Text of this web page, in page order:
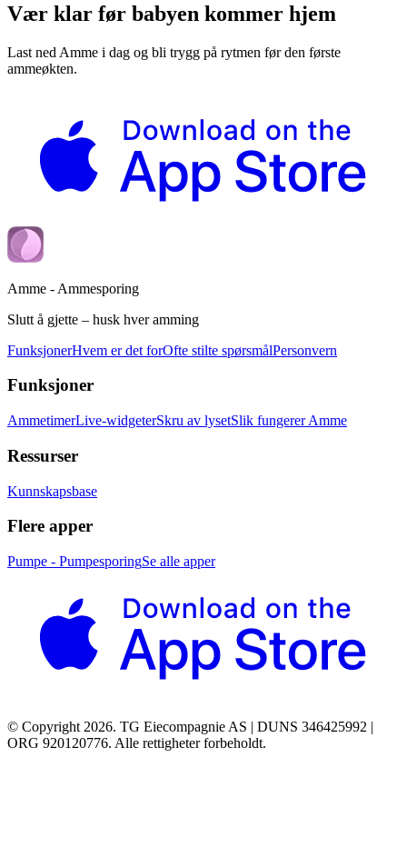
Vær klar før babyen kommer hjem
Last ned Amme i dag og bli trygg på rytmen før den første
ammeøkten.
Amme - Ammesporing
Slutt å gjette – husk hver amming
FunksjonerHvem er det forOfte stilte spørsmålPersonvern
Funksjoner
AmmetimerLive-widgeterSkru av lysetSlik fungerer Amme
Ressurser
Kunnskapsbase
Flere apper
Pumpe - PumpesporingSe alle apper
© Copyright 2026. TG Eiecompagnie AS | DUNS 346425992 |
ORG 920120776. Alle rettigheter forbeholdt.